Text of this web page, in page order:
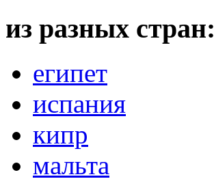
из разных стран:
египет
испания
кипр
мальта